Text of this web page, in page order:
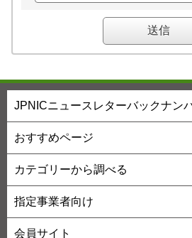
JPNICニュースレターバックナン
おすすめページ
カテゴリーから調べる
指定事業者向け
会員サイト